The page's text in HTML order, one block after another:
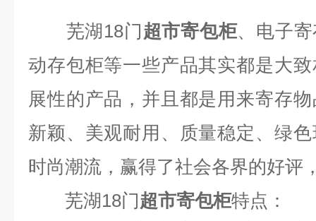
芜湖18门超市寄包柜、电子
动存包柜等一些产品其实都是大
展性的产品，并且都是用来寄存
新颖、美观耐用、质量稳定、绿
时尚潮流，赢得了社会各界的好评
芜湖18门超市寄包柜特点：